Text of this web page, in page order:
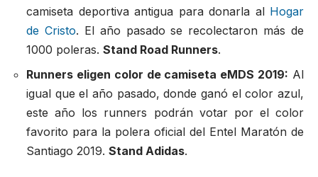
camiseta deportiva antigua para donarla al Hogar
de Cristo. El año pasado se recolectaron más de
1000 poleras. Stand Road Runners.
Runners eligen color de camiseta eMDS 2019: Al
igual que el año pasado, donde ganó el color azul,
este año los runners podrán votar por el color
favorito para la polera oficial del Entel Maratón de
Santiago 2019. Stand Adidas.